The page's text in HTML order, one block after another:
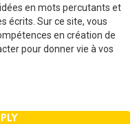
en mots percutants et
écrits. Sur ce site, vous
en création de
pour donner vie à vos